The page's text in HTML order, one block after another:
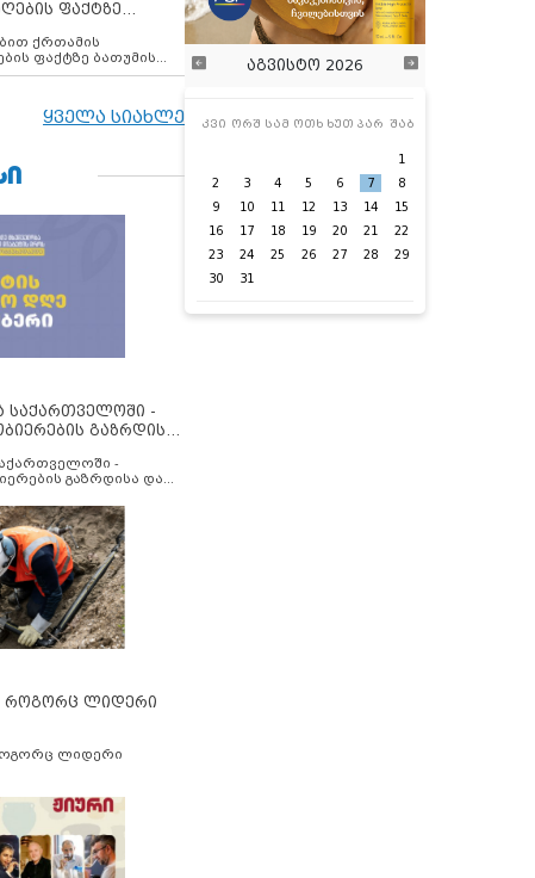
ფაქტზე
ფაქტზე ბათუმის
დააკავა
ყველა სიახლე
საქართველოში -
გაზრდისა
-
გაზრდისა და
როგორც ლიდერი
ლიდერი
აგვისტო 2026
კვი ორშ სამ ოთხ ხუთ პარ შაბ
1
2
3 4 5 6 7
8
9
10 11 12 13 14
15
16
17 18 19 20 21
22
23
24 25 26 27 28
29
30
31